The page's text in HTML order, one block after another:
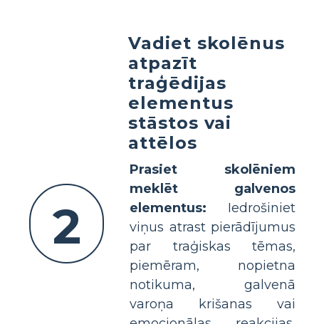
2
Vadiet skolēnus
atpazīt
traģēdijas
elementus
stāstos vai
attēlos
Prasiet skolēniem
meklēt galvenos
elementus: Iedrošiniet
viņus atrast pierādījumus
par traģiskas tēmas,
piemēram, nopietna
notikuma, galvenā
varoņa krišanas vai